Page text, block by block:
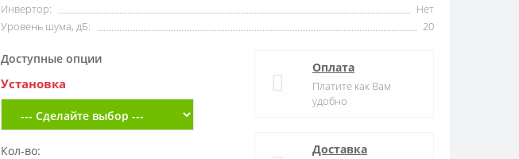
Инвертор:
Нет
Уровень шума, дБ:
20
Доступные опции
Установка
Кол-во:
Оплата
Платите как Вам
удобно
Доставка